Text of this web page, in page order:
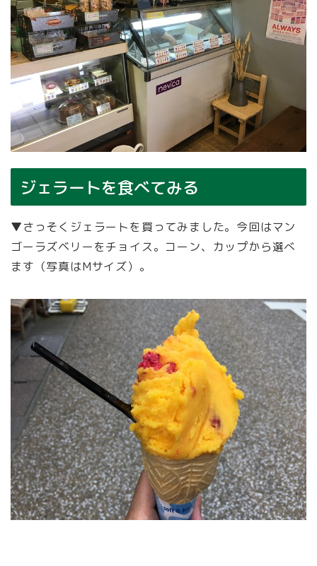
ジェラートを食べてみる
▼さっそくジェラートを買ってみました。今回はマン
ゴーラズベリーをチョイス。コーン、カップから選べ
ます（写真はMサイズ）。